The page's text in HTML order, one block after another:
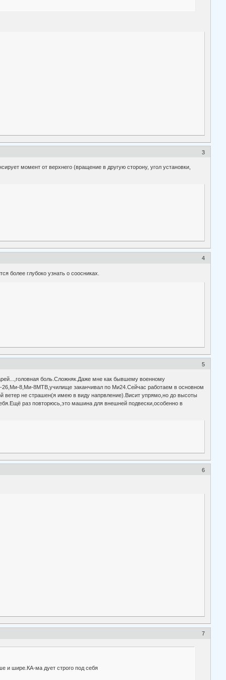
3
момент от верхнего (вращение в другую сторону, угол установки,
4
более глубоко узнать о соосниках.
5
боль.Сложняк.Даже мне как бывшему военному
26,Ми-8,Ми-8МТВ,училище заканчивал по Ми24.Сейчас работаем в основном
ветер не страшен(я имею в виду напрвление).Висит упрямо,но до высоты
раз повторюсь,это машина для внешней подвески,особенно в
6
7
и шире.КА-ма дует строго под себя